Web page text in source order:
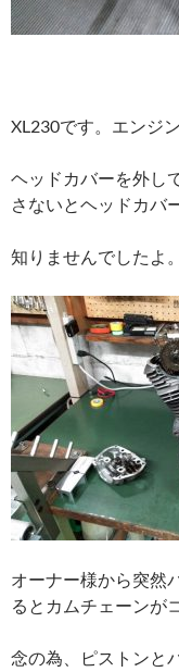
XL230です。エンジ
ヘッドカバーを外し
さないとヘッドカバ
知りませんでしたよ
オーナー様から突然
るとカムチェーンが
念の為、ピストンと